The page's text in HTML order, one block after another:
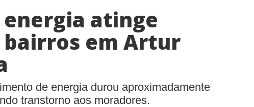
energia atinge
em Artur
de energia durou aproximadamente
transtorno aos moradores.